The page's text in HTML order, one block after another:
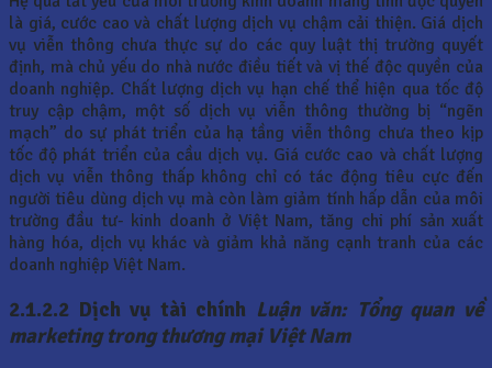
là giá, cước cao và chất lượng dịch vụ chậm cải thiện. Giá dịch
vụ viễn thông chưa thực sự do các quy luật thị trường quyết
định, mà chủ yếu do nhà nước điều tiết và vị thế độc quyền của
doanh nghiệp. Chất lượng dịch vụ hạn chế thể hiện qua tốc độ
truy cập chậm, một số dịch vụ viễn thông thường bị “ngẽn
mạch” do sự phát triển của hạ tầng viễn thông chưa theo kịp
tốc độ phát triển của cầu dịch vụ. Giá cước cao và chất lượng
dịch vụ viễn thông thấp không chỉ có tác động tiêu cực đến
người tiêu dùng dịch vụ mà còn làm giảm tính hấp dẫn của môi
trường đầu tư- kinh doanh ở Việt Nam, tăng chi phí sản xuất
hàng hóa, dịch vụ khác và giảm khả năng cạnh tranh của các
doanh nghiệp Việt Nam.
2.1.2.2 Dịch vụ tài chính Luận văn: Tổng quan về
marketing trong thương mại Việt Nam